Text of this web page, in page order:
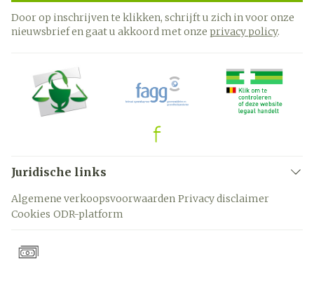
Door op inschrijven te klikken, schrijft u zich in voor onze
nieuwsbrief en gaat u akkoord met onze privacy policy.
Juridische links
Algemene verkoopsvoorwaarden Privacy disclaimer
Cookies ODR-platform